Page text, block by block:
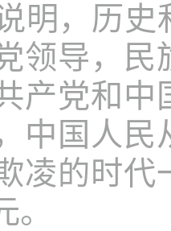
明，历
领导，
产党和
中国人
凌的时